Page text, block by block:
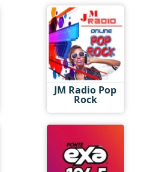
JM Radio Pop
Rock